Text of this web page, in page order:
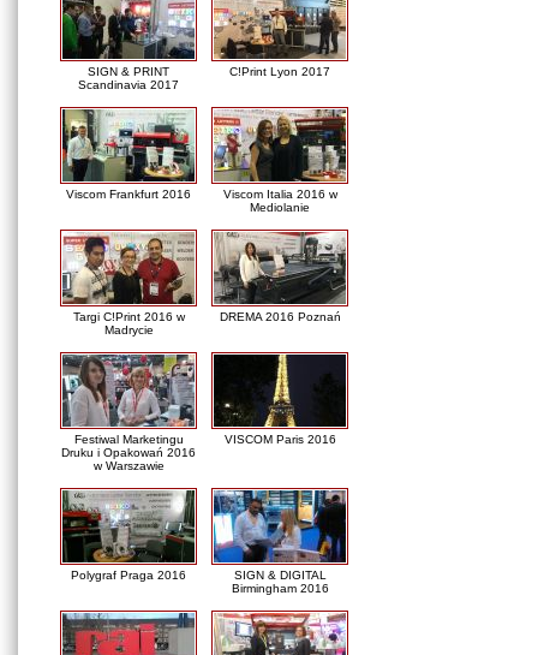
SIGN & PRINT
Scandinavia 2017
C!Print Lyon 2017
Viscom Frankfurt 2016
Viscom Italia 2016 w
Mediolanie
Targi C!Print 2016 w
Madrycie
DREMA 2016 Poznań
Festiwal Marketingu
Druku i Opakowań 2016
w Warszawie
VISCOM Paris 2016
Polygraf Praga 2016
SIGN & DIGITAL
Birmingham 2016